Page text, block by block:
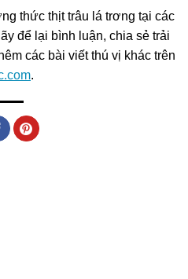
thức thịt trâu lá trơng tại các
để lại bình luận, chia sẻ trải
các bài viết thú vị khác trên
.